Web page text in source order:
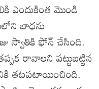
ఎందుకింత మొండి
బాధను
స్వాతికిఫోన్ చేసింది.
రావాలని పట్టుబట్టిన
తటపటాయించింది.